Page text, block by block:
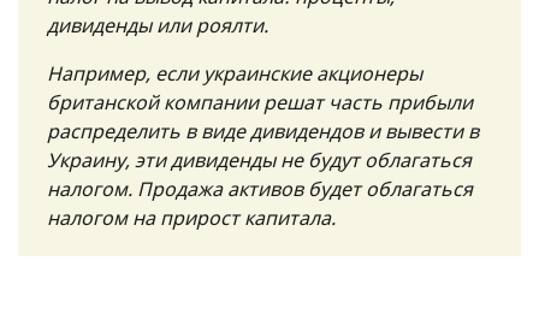
дивиденды или роялти.
Например, если украинские акционеры
британской компании решат часть прибыли
распределить в виде дивидендов и вывести в
Украину, эти дивиденды не будут облагаться
налогом. Продажа активов будет облагаться
налогом на прирост капитала.